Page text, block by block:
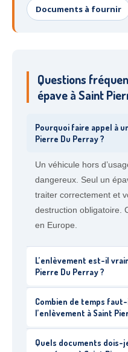
Documents à fournir
Questions
épave à Saint
Pourquoi faire appel à
Pierre Du Perray ?
Un véhicule hors
dangereux. Seul un
traiter correctement et
destruction obligatoire.
en Europe.
L’enlèvement est-il
Pierre Du Perray ?
Combien de temps
l’enlèvement à Saint
Quels documents dois-